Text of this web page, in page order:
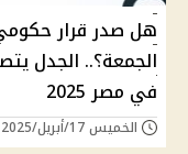
الجمعة؟.. الجدل
في مصر 2025
الخميس 17/أبريل/2025 - 11:26 م